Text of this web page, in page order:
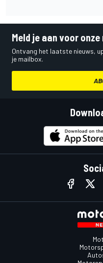
Meld je aan voor
Ontvang het laatste nieuws,
je mailbox.